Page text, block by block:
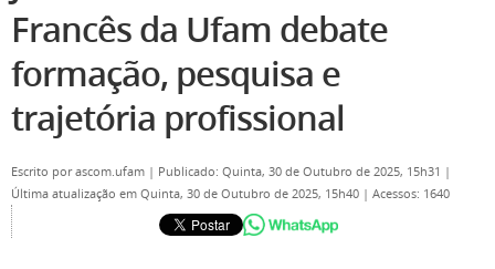
Francês da Ufam debate
formação, pesquisa e
trajetória profissional
Escrito porascom.ufam | Publicado: Quinta, 30 de Outubro de 2025, 15h31 |
Última atualização em Quinta, 30 de Outubro de 2025, 15h40 | Acessos: 1640